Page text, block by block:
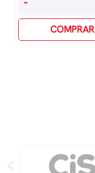
5
COMPRAR